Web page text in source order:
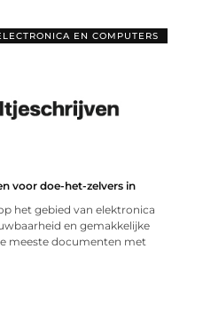
EN COMPUTERS
voor doe-het-zelvers in
het gebied van elektronica
en gemakkelijke
meeste documenten met